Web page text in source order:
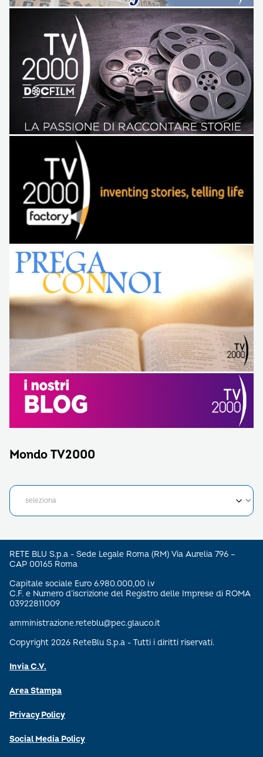
Mondo TV2000
RETE BLU S.p.a - Sede Legale Roma (RM) Via Aurelia 796 –
CAP 00165 Roma
Capitale sociale Euro 6.980.000,00 i.v
C.F. e Numero d’iscrizione del Registro delle Imprese di ROMA
03922811009
amministrazione.reteblu@pec.glauco.it
Copyright 2026 ReteBlu S.p.a - Tutti i diritti riservati.
Invia C.V.
Area Stampa
Privacy Policy
Social Media Policy